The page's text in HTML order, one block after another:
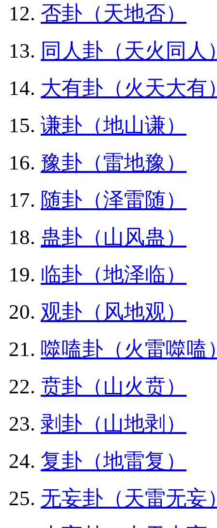
否卦（天地否）
同人卦（天火同人
大有卦（火天大有
谦卦（地山谦）
豫卦（雷地豫）
随卦（泽雷随）
蛊卦（山风蛊）
临卦（地泽临）
观卦（风地观）
噬嗑卦（火雷噬嗑
贲卦（山火贲）
剥卦（山地剥）
复卦（地雷复）
无妄卦（天雷无妄